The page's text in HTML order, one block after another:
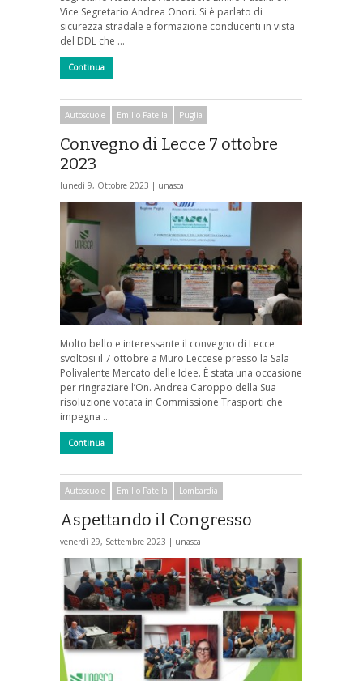
Vice Segretario Andrea Onori. Si è parlato di
sicurezza stradale e formazione conducenti in vista
del DDL che …
Continua
Autoscuole Emilio Patella Puglia
Convegno di Lecce 7 ottobre
2023
lunedì 9, Ottobre 2023 | unasca
Molto bello e interessante il convegno di Lecce
svoltosi il 7 ottobre a Muro Leccese presso la Sala
Polivalente Mercato delle Idee. È stata una occasione
per ringraziare l’On. Andrea Caroppo della Sua
risoluzione votata in Commissione Trasporti che
impegna …
Continua
Autoscuole Emilio Patella Lombardia
Aspettando il Congresso
venerdì 29, Settembre 2023 | unasca